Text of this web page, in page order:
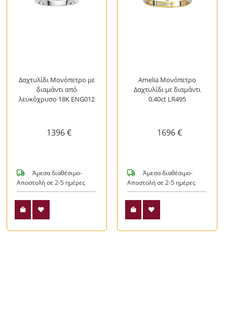
Δαχτυλίδι Μονόπετρο με
διαμάντι από
λευκόχρυσο 18Κ ENG012
1396 €
Άμεσα διαθέσιμο-
Αποστολή σε 2-5 ημέρες
Amelia Μονόπετρο
Δαχτυλίδι με διαμάντι
0.40ct LR495
1696 €
Άμεσα διαθέσιμο-
Αποστολή σε 2-5 ημέρες